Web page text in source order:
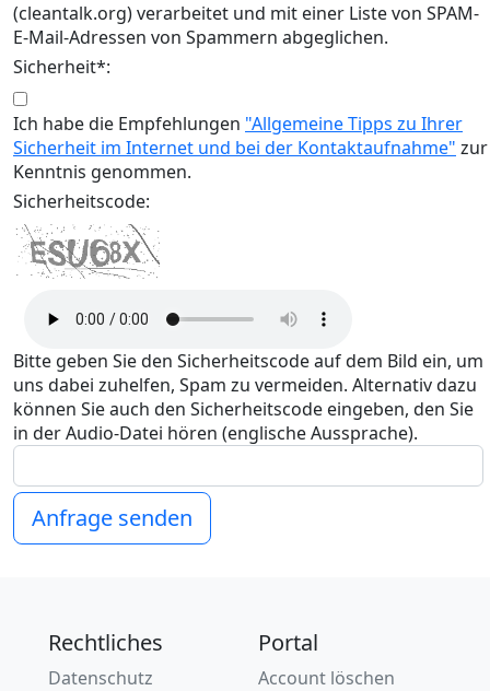
(cleantalk.org) verarbeitet und mit einer Liste von SPAM-
E-Mail-Adressen von Spammern abgeglichen.
Sicherheit*:
Ich habe die Empfehlungen "Allgemeine Tipps zu Ihrer
Sicherheit im Internet und bei der Kontaktaufnahme" zur
Kenntnis genommen.
Sicherheitscode:
Bitte geben Sie den Sicherheitscode auf dem Bild ein, um
uns dabei zuhelfen, Spam zu vermeiden. Alternativ dazu
können Sie auch den Sicherheitscode eingeben, den Sie
in der Audio-Datei hören (englische Aussprache).
Anfrage senden
Rechtliches
Datenschutz
Portal
Account löschen